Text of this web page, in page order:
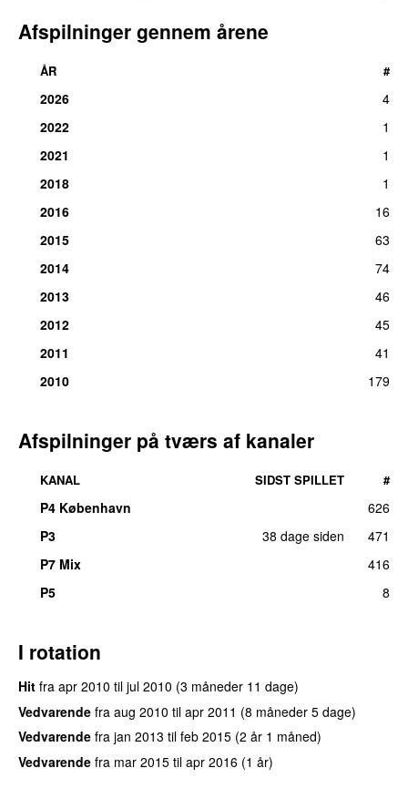
Afspilninger gennem årene
ÅR #
2026
4
2022
1
2021
1
2018
1
2016
16
2015
63
2014
74
2013
46
2012
45
2011
41
2010
179
Afspilninger på tværs af kanaler
KANAL SIDST SPILLET #
P4 København
626
P3
38 dage siden
471
P7 Mix
416
P5
8
I rotation
Hit fra apr 2010 til jul 2010 (3 måneder 11 dage)
Vedvarende fra aug 2010 til apr 2011 (8 måneder 5 dage)
Vedvarende fra jan 2013 til feb 2015 (2 år 1 måned)
Vedvarende fra mar 2015 til apr 2016 (1 år)